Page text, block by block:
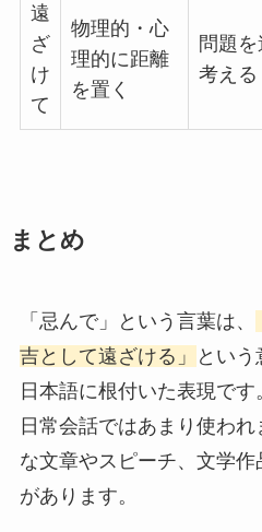
遠
ざ
け
て
物理的・心
理的に距離
を置く
問題
考える
まとめ
「忌んで」という言葉は、
吉として遠ざける」
という
日本語に根付いた表現です
日常会話ではあまり使わ
な文章やスピーチ、文学作
があります。